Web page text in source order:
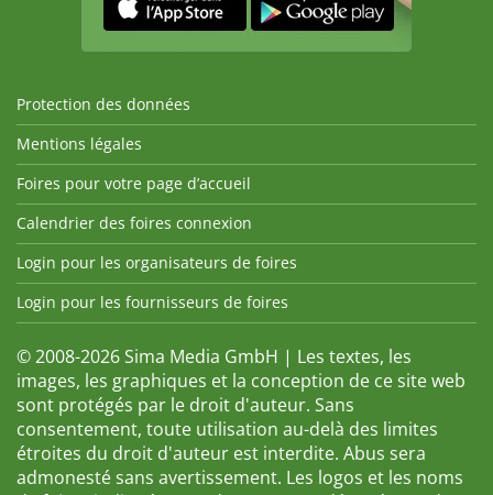
Protection des données
Mentions légales
Foires pour votre page d’accueil
Calendrier des foires connexion
Login pour les organisateurs de foires
Login pour les fournisseurs de foires
© 2008-2026 Sima Media GmbH | Les textes, les
images, les graphiques et la conception de ce site web
sont protégés par le droit d'auteur. Sans
consentement, toute utilisation au-delà des limites
étroites du droit d'auteur est interdite. Abus sera
admonesté sans avertissement. Les logos et les noms